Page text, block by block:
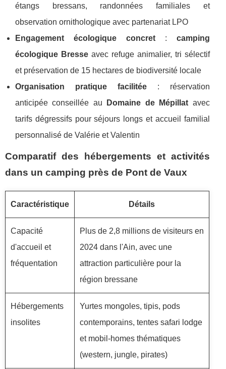
étangs bressans, randonnées familiales et
observation ornithologique avec partenariat LPO
Engagement écologique concret: camping
écologique Bresseavec refuge animalier, tri sélectif
et préservation de 15 hectares de biodiversité locale
Organisation pratique facilitée: réservation
anticipée conseillée au
Domaine de Mépillat avec
tarifs dégressifs pour séjours longs et accueil familial
personnalisé de Valérie et Valentin
Comparatif des hébergements et activités
dans un camping près de Pont de Vaux
Caractéristique Détails
Capacité
d'accueil et
fréquentation
Plus de 2,8 millions de visiteurs en
2024 dans l'Ain, avec une
attraction particulière pour la
région bressane
Hébergements
insolites
Yurtes mongoles, tipis, pods
contemporains, tentes safari lodge
et mobil-homes thématiques
(western, jungle, pirates)